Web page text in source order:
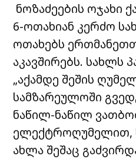
ნოზაძეების ოჯახი
6-ოთახიან კერძო
ოთახებს
აკავშირებს. სახლს
„აქამდე შეშის
სამზარეულოში
ნაწილ-ნაწილ
ელექტროღუმელით,
ახლა შეშაც